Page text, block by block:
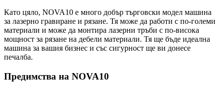
Като цяло, NOVA10 е много добър търговски модел машина
за лазерно гравиране и рязане. Тя може да работи с по-големи
материали и може да монтира лазерни тръби с по-висока
мощност за рязане на дебели материали. Тя ще бъде идеална
машина за вашия бизнес и със сигурност ще ви донесе
печалба.
Предимства на NOVA10